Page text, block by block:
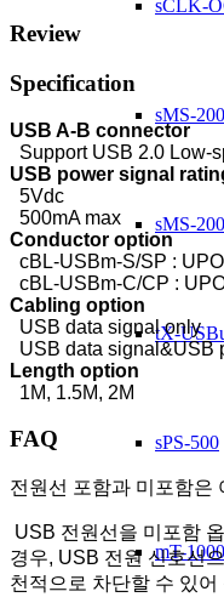
sCLK-
sMS-
sMS-200
tX-
sPS-500
mT-1000
Review
Specification
USB A-B connector
Support USB 2.0 Low-
USB power signal
5Vdc
500mA max
Conductor option
cBL-USBm-S/SP :
cBL-USBm-C/CP :
Cabling option
USB data signal only
USB data signal&USB
Length option
1M, 1.5M, 2M
FAQ
전원선 포함과 미포함은
USB 전원선을 미포함
경우, USB 전원 신호선
천적으로 차단할 수 있